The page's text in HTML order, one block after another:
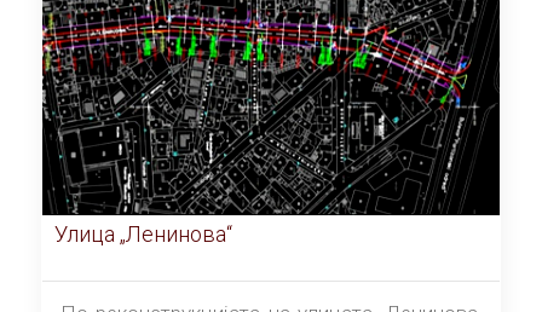
Улица „Ленинова“